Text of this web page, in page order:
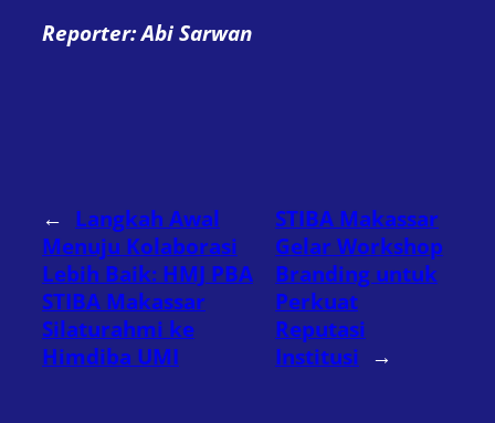
Reporter: Abi Sarwan
← Langkah Awal
Menuju Kolaborasi
Lebih Baik: HMJ PBA
STIBA Makassar
Silaturahmi ke
Himdiba UMI
STIBA Makassar
Gelar Workshop
Branding untuk
Perkuat
Reputasi
Institusi →